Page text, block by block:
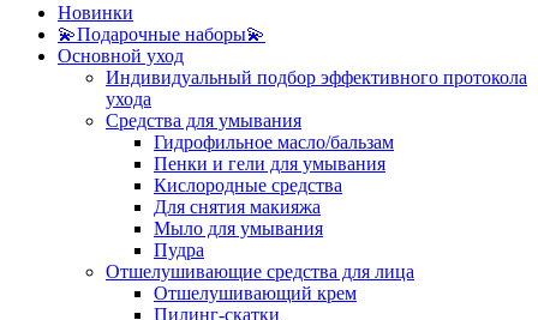
Новинки
💫Подарочные наборы💫
Основной уход
Индивидуальный подбор эффективного протокола
ухода
Средства для умывания
Гидрофильное масло/бальзам
Пенки и гели для умывания
Кислородные средства
Для снятия макияжа
Мыло для умывания
Пудра
Отшелушивающие средства для лица
Отшелушивающий крем
Пилинг-скатки